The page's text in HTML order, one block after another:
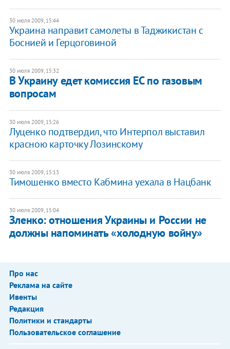
30 июля 2009, 15:44
Украина направит самолеты в Таджикистан с
Боснией и Герцоговиной
30 июля 2009, 15:32
В Украину едет комиссия ЕС по газовым
вопросам
30 июля 2009, 15:26
Луценко подтвердил, что Интерпол выставил
красною карточку Лозинскому
30 июля 2009, 15:13
Тимошенко вместо Кабмина уехала в Нацбанк
30 июля 2009, 15:04
Зленко: отношения Украины и России не
должны напоминать «холодную войну»
Про нас
Реклама на сайте
Ивенты
Редакция
Политики и стандарты
Пользовательское соглашение